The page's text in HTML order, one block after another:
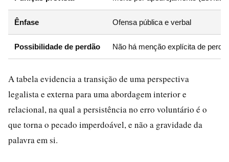
Ênfase Ofensa pública e verbal
Possibilidade de perdão Não há menção explícita de
A tabela evidencia a transição de uma perspectiva
legalista e externa para uma abordagem interior e
relacional, na qual a persistência no erro voluntário é o
que torna o pecado imperdoável, e não a gravidade da
palavra em si.